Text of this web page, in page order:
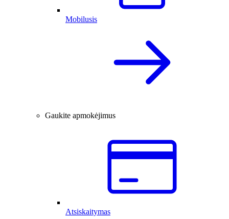
Mobilusis
Gaukite apmokėjimus
Atsiskaitymas